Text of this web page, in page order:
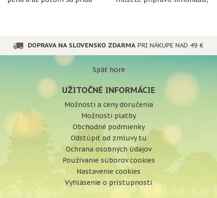
DOPRAVA NA SLOVENSKO ZDARMA PRI NÁKUPE NAD 49 €
Späť hore
UŽITOČNÉ INFORMÁCIE
Možnosti a ceny doručenia
Možnosti platby
Obchodné podmienky
Odstúpiť od zmluvy tu
Ochrana osobných údajov
Používanie súborov cookies
Nastavenie cookies
Vyhlásenie o prístupnosti